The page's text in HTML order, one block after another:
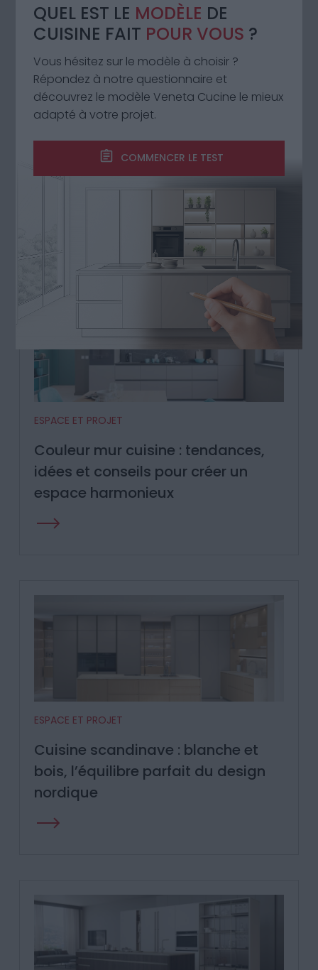
ESPACE ET PROJET
Cuisine en angle : idées et
solutions d’aménagement pour
optimiser l’espace
ESPACE ET PROJET
Couleur mur cuisine : tendances,
idées et conseils pour créer un
espace harmonieux
ESPACE ET PROJET
Cuisine scandinave : blanche et
bois, l’équilibre parfait du design
nordique
QUEL EST LE MODÈLE DE
CUISINE FAIT POUR VOUS ?
Vous hésitez sur le modèle à choisir ?
Répondez à notre questionnaire et
découvrez le modèle Veneta Cucine le mieux
adapté à votre projet.
COMMENCER LE TEST